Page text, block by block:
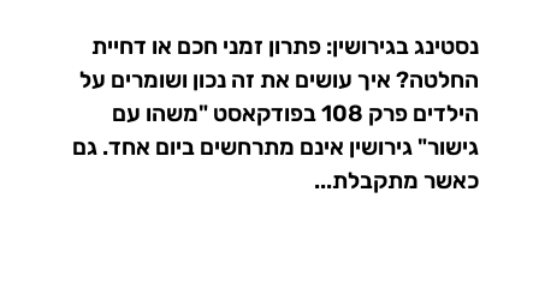
נסטינג בגירושין: פתרון זמני חכם או דחיית
החלטה? איך עושים את זה נכון ושומרים על
הילדים פרק 108 בפודקאסט "משהו עם
גישור" גירושין אינם מתרחשים ביום אחד. גם
כאשר מתקבלת...